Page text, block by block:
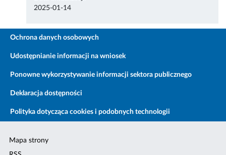
2025-01-14
Ochrona danych osobowych
Udostępnianie informacji na wniosek
Ponowne wykorzystywanie informacji sektora publicznego
Deklaracja dostępności
Polityka dotycząca cookies i podobnych technologii
Mapa strony